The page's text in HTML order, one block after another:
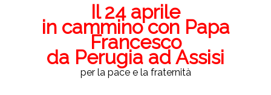
Il 24 aprile
in cammino con Papa
Francesco
da Perugia ad Assisi
per la pace e la fraternità